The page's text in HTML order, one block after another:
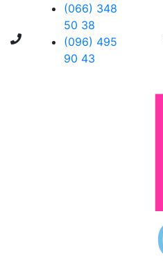
(066) 348
50 38
(096) 495
90 43